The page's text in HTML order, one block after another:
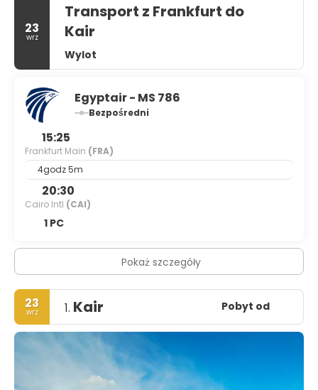
23
wrz
Transport z Frankfurt do
Kair
Wylot
Egyptair - MS 786
Bezpośredni
15:25
Frankfurt Main (FRA)
4godz 5m
20:30
Cairo Intl (CAI)
1 PC
Pokaż szczegóły
23
wrz 1. Kair Pobyt od